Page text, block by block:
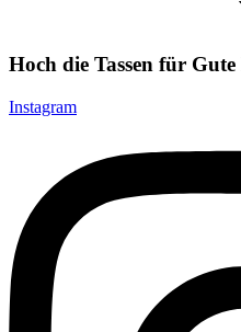
Hoch die Tassen für
Instagram